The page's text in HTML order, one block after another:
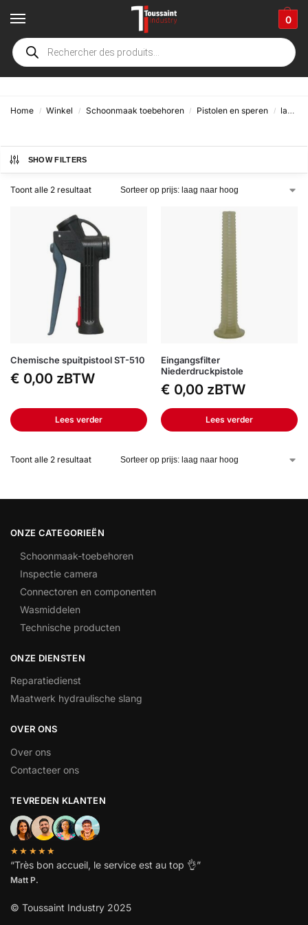
0
Pistolen
Home / Winkel / Schoonmaak toebehoren / Pistolen en speren / lage druk
SHOW FILTERS
Toont alle 2 resultaat
Chemische spuitpistool ST-510
€ 0,00 zBTW
Lees verder
Eingangsfilter
Niederdruckpistole
€ 0,00 zBTW
Lees verder
Toont alle 2 resultaat
ONZE CATEGORIEËN
Schoonmaak-toebehoren
Inspectie camera
Connectoren en componenten
Wasmiddelen
Technische producten
ONZE DIENSTEN
Reparatiedienst
Maatwerk hydraulische slang
OVER ONS
Over ons
Contacteer ons
TEVREDEN KLANTEN
★★★★★
“Très bon accueil, le service est au top 👌”
Matt P.
© Toussaint Industry 2025